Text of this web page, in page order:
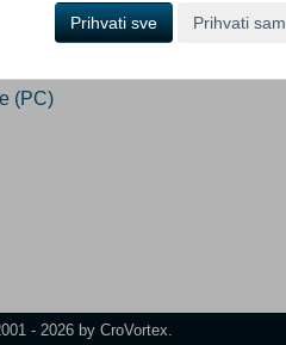
(PC)
- 2026 by CroVortex.
Prihvati sve Prihvati